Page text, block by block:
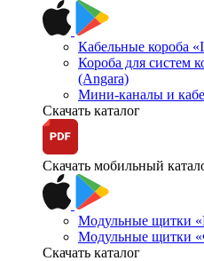
Кабельные короба
Короба для систем
(Angara)
Мини-каналы и
Скачать каталог
Скачать мобильный
Модульные щитки
Модульные щитки
Скачать каталог